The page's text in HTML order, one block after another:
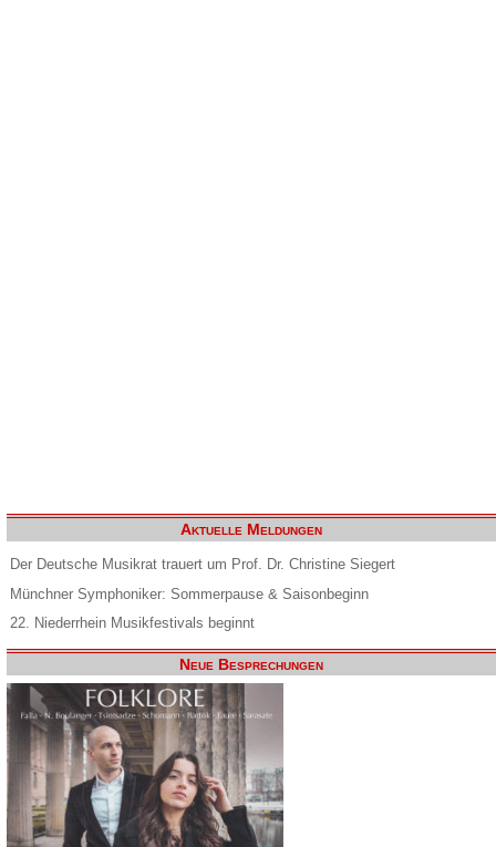
Aktuelle Meldungen
Der Deutsche Musikrat trauert um Prof. Dr. Christine Siegert
Münchner Symphoniker: Sommerpause & Saisonbeginn
22. Niederrhein Musikfestivals beginnt
Neue Besprechungen